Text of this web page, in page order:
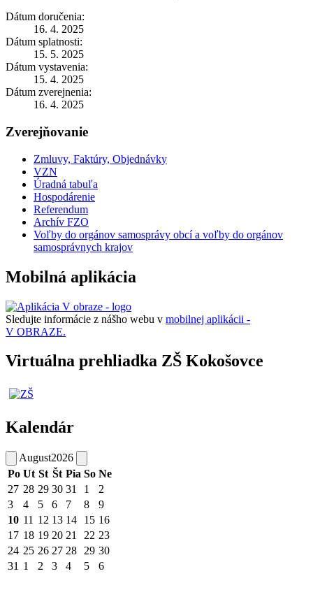
Dátum doručenia:
16. 4. 2025
Dátum splatnosti:
15. 5. 2025
Dátum vystavenia:
15. 4. 2025
Dátum zverejnenia:
16. 4. 2025
Zverejňovanie
Zmluvy, Faktúry, Objednávky
VZN
Úradná tabuľa
Hospodárenie
Referendum
Archív FZO
Voľby do orgánov samosprávy obcí a voľby do orgánov
samosprávnych krajov
Mobilná aplikácia
Sledujte informácie z nášho webu v mobilnej aplikácii -
V OBRAZE.
Virtuálna prehliadka ZŠ Kokošovce
Kalendár
August2026
Po Ut St Št Pia So Ne
27 28 29 30 31 1
2
3
4 5 6 7 8
9
10 11 12 13 14 15 16
17 18 19 20 21 22 23
24 25 26 27 28 29 30
31 1 2 3 4 5 6